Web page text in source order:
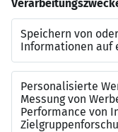
Interessiert?
Der Masterplan für
Job, der zu Ihnen
Website” klicken!
von Menschen, die
beitragen.